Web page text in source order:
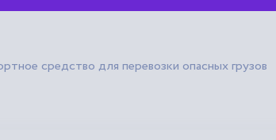
средство для перевозки опасных грузов